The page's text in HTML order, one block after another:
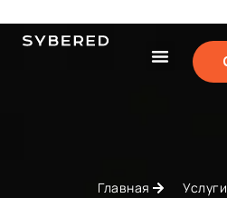
Главная Услуги